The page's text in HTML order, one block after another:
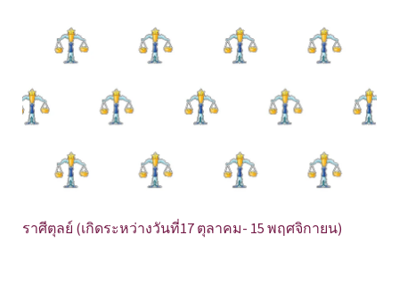
ราศีตุลย์ (เกิดระหว่างวันที่17 ตุลาคม- 15 พฤศจิกายน)